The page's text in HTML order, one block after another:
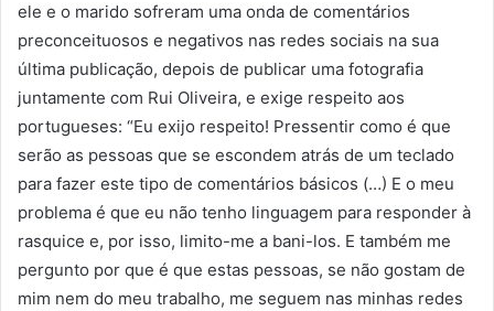
ele e o marido sofreram uma onda de comentários
preconceituosos e negativos nas redes sociais na sua
última publicação, depois de publicar uma fotografia
juntamente com Rui Oliveira, e exige respeito aos
portugueses: “Eu exijo respeito! Pressentir como é que
serão as pessoas que se escondem atrás de um teclado
para fazer este tipo de comentários básicos (…) E o meu
problema é que eu não tenho linguagem para responder à
rasquice e, por isso, limito-me a bani-los. E também me
pergunto por que é que estas pessoas, se não gostam de
mim nem do meu trabalho, me seguem nas minhas redes